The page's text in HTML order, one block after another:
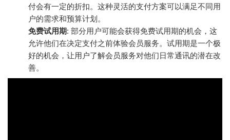
付会有一定的折扣。这种灵活的支付方案可以满足不同用
户的需求和预算计划。
免费试用期: 部分用户可能会获得免费试用期的机会，这
允许他们在决定支付之前体验会员服务。试用期是一个极
好的机会，让用户了解会员服务对他们日常通讯的潜在改
善。